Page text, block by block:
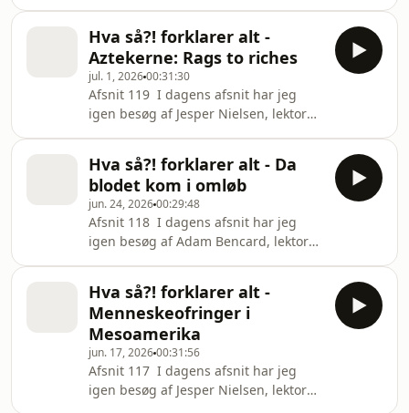
oldtidskundskab. Undervejs får vi
også besøg på telefon
film The Odyssey, som får premiere i
biograferne den 16. juli. I dagens
afsnit har jeg besøg af Marcel Lech,
PhD i klassisk græsk ved Københavns
Universitet og lektor i Klassisk græsk
og Oldtidskundskab ved Syddansk
universitet. Undervejs får vi også
besøg på t
Hva så?! forklarer alt -
Aztekerne: Rags to riches
jul. 1, 202600:31:30
Afsnit 119 I dagens afsnit har jeg
igen besøg af Jesper Nielsen, lektor
gang følger vi aztekernes historie fra
begyndelsen. Ifølge deres egen
fortælling var de et omvandrende
folk, indtil en guddommelig profeti
førte dem til stedet, hvor de skulle
grundlægge Tenochtitlan. Tegnet var
en ørn på en kaktus – et symbol der
stadig lev
Hva så?! forklarer alt - Da
blodet kom i omløb
jun. 24, 202600:29:48
Afsnit 118 I dagens afsnit har jeg
igen besøg af Adam Bencard, lektor
udvikling og er denne gang nået til
en periode, hvor synet på
menneskekroppen er under voldsom
forandring. Den sorte død har rystet
Europa, gamle sandheder bliver
udfordret, og nye idéer begynder at
Hva så?! forklarer alt -
Menneskeofringer i
Mesoamerika
jun. 17, 202600:31:56
Afsnit 117 I dagens afsnit har jeg
igen besøg af Jesper Nielsen, lektor